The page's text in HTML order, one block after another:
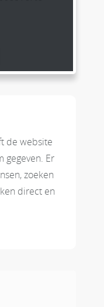
de website
gegeven. Er
zoeken
direct en